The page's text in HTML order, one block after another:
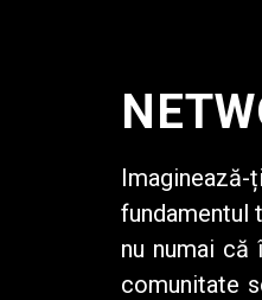
fundamentul
nu numai
comunitate